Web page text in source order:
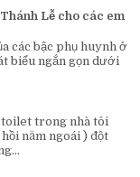
Lễ cho các em
các bậc phụ huynh ở
biểu ngắn gọn dưới
toilet trong nhà tôi
năm ngoái ) đột